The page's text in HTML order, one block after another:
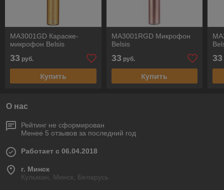
MA3001GD Караоке-
микрофон Belsis
33 руб.
Купить
MA3001RGD Микрофон
Belsis
33руб.
Купить
33
О нас
Рейтинг не сформирован
Менее 5 отзывов за последний год
Работает с 06.04.2018
г. Минск
Кульман, Минск, Беларусь